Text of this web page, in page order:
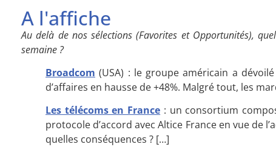
A l'affiche
Au delà de nos sélections (Favorites et Opportunités),
semaine ?
Broadcom (USA) : le groupe américain a
d’affaires en hausse de +48%. Malgré tout, les
Les télécoms en France : un consortium
protocole d’accord avec Altice France en vue de
quelles conséquences ? […]